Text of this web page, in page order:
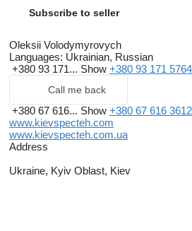
Subscribe to seller
Oleksii Volodymyrovych
Languages: Ukrainian, Russian
+380 93 171... Show +380 93 171 5764
Call me back
+380 67 616... Show +380 67 616 3612
www.kievspecteh.com
www.kievspecteh.com.ua
Address
Ukraine, Kyiv Oblast, Kiev